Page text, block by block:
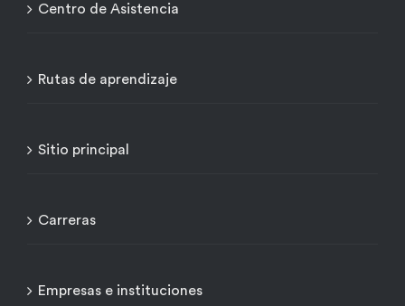
Centro de Asistencia
Rutas de aprendizaje
Sitio principal
Carreras
Empresas e instituciones